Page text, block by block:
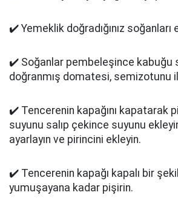
✔️ Yemeklik doğradığınız
✔️ Soğanlar pembeleşince kabuğu
doğranmış domatesi, semizotunu
✔️ Tencerenin kapağını kapatarak
suyunu salıp çekince suyunu
ayarlayın ve pirincini ekleyin.
✔️ Tencerenin kapağı kapalı bir
yumuşayana kadar pişirin.